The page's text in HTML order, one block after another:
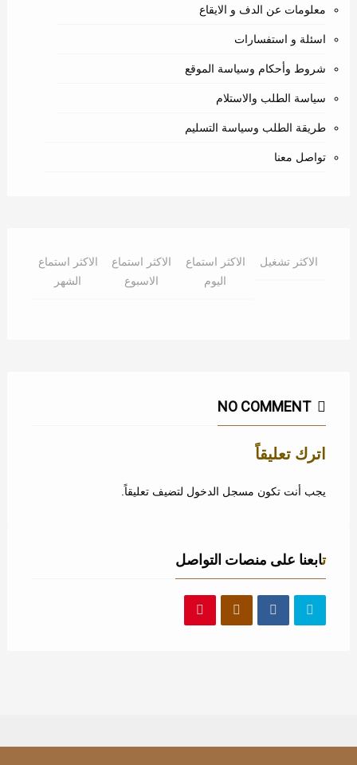
معلومات عن الدف و الايقاع
اسئلة و استفسارات
شروط وأحكام وسياسة الموقع
سياسة الطلب والاستلام
طريقة الطلب وسياسة التسليم
تواصل معنا
الاكثر تشغيل
الاكثر استماع
اليوم
الاكثر استماع
الاسبوع
الاكثر استماع
الشهر
NO COMMENT
اترك تعليقاً
يجب أنت تكون مسجل الدخول لتضيف تعليقاً.
تابعنا على منصات التواصل